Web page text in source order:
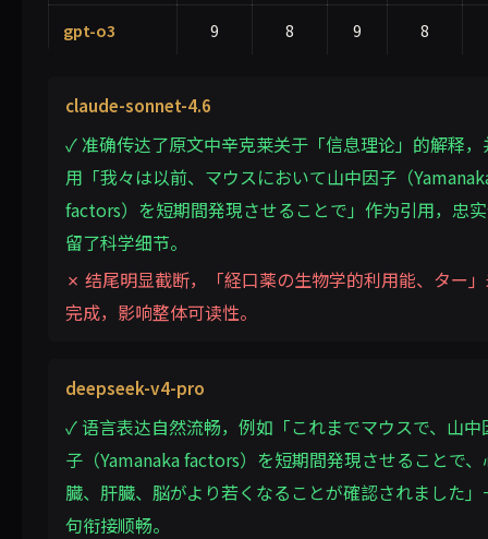
gpt-o3 9 8 9 8
claude-sonnet-4.6
✓ 准确传达了原文中辛克莱关于「信息理论」的解释，
用「我々は以前、マウスにおいて山中因子（
factors）を短期間発現させることで」作为引用，忠
留了科学细节。
✗ 结尾明显截断，「経口薬の生物学的利用能、ター
完成，影响整体可读性。
deepseek-v4-pro
✓ 语言表达自然流畅，例如「これまでマウスで、山中
子（Yamanaka factors）を短期間発現させることで、
臓、肝臓、脳がより若くなることが確認されました」
句衔接顺畅。